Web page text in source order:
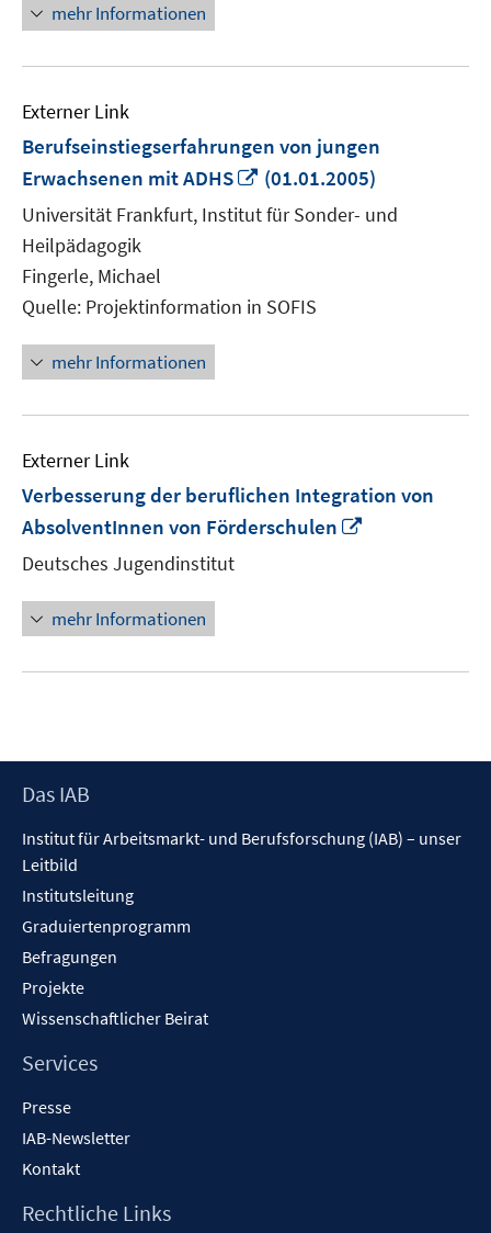
mehr Informationen
Externer Link
Berufseinstiegserfahrungen von jungen
Erwachsenen mit ADHS
In
neuem
Fenster
(01.01.2005)
Universität Frankfurt, Institut für Sonder- und
Heilpädagogik
Fingerle, Michael
Quelle: Projektinformation in SOFIS
mehr Informationen
Externer Link
Verbesserung der beruflichen Integration von
AbsolventInnen von Förderschulen
Deutsches Jugendinstitut
mehr Informationen
Footer
Das IAB
Institut für Arbeitsmarkt- und Berufsforschung (IAB) – unser
Leitbild
Institutsleitung
Graduiertenprogramm
Befragungen
Projekte
Wissenschaftlicher Beirat
Services
Presse
IAB-Newsletter
Kontakt
Rechtliche Links